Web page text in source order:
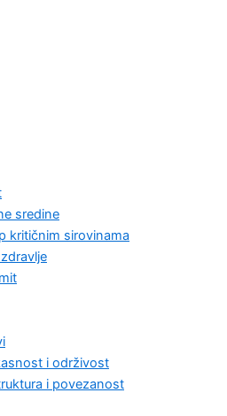
sredine
kritičnim sirovinama
i održivost
i povezanost